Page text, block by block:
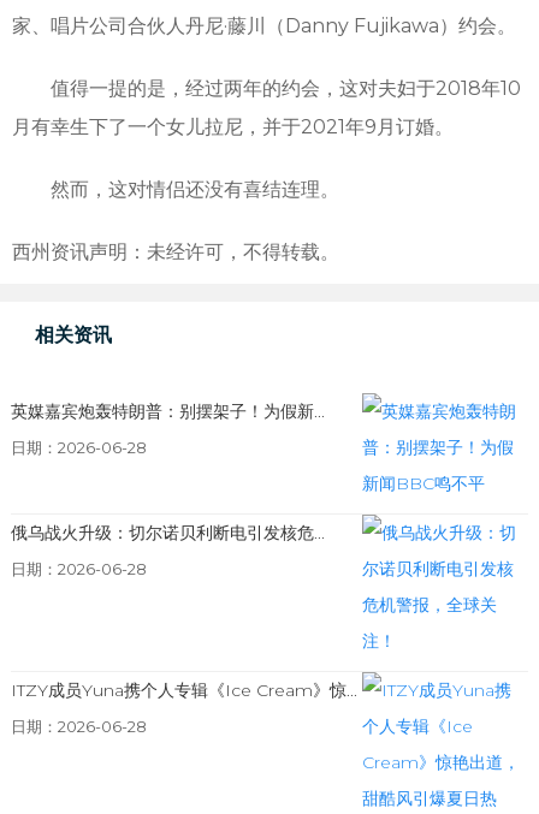
家、唱片公司合伙人丹尼·藤川（Danny Fujikawa）约会。
值得一提的是，经过两年的约会，这对夫妇于2018年10
月有幸生下了一个女儿拉尼，并于2021年9月订婚。
然而，这对情侣还没有喜结连理。
西州资讯声明：未经许可，不得转载。
相关资讯
英媒嘉宾炮轰特朗普：别摆架子！为假新...
日期：2026-06-28
俄乌战火升级：切尔诺贝利断电引发核危...
日期：2026-06-28
ITZY成员Yuna携个人专辑《Ice Cream》惊...
日期：2026-06-28